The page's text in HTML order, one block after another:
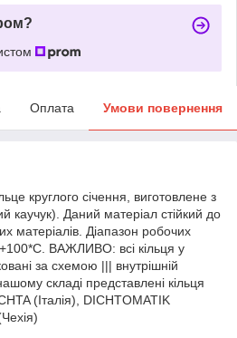
Оплата Умови повернення
круглого січення, виготовлене з
каучук). Даний матеріал стійкий до
матеріалів. Діапазон робочих
ВАЖЛИВО: всі кільця у
за схемою ||| внутрішній
складі представлені кільця
(Італія), DICHTOMATIK